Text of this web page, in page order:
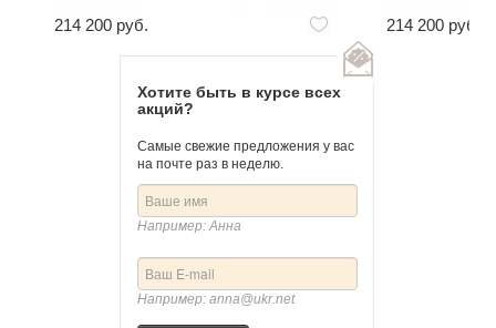
214 200 руб. 214 200 руб.
Хотите быть в курсе всех
акций?
Самые свежие предложения у вас
на почте раз в неделю.
Например: Анна
Например: anna@ukr.net